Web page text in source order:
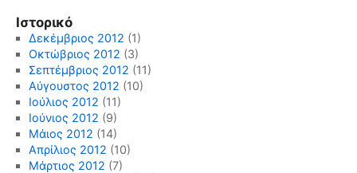
Ιστορικό
Δεκέμβριος 2012 (1)
Οκτώβριος 2012 (3)
Σεπτέμβριος 2012 (11)
Αύγουστος 2012 (10)
Ιούλιος 2012 (11)
Ιούνιος 2012 (9)
Μάιος 2012 (14)
Απρίλιος 2012 (10)
Μάρτιος 2012 (7)